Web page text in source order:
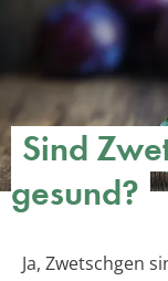
Sind
gesund?
Ja, Zwetschgen